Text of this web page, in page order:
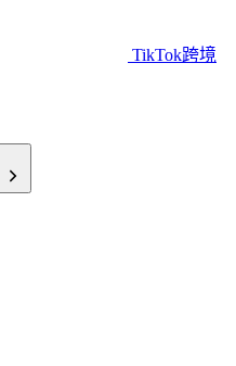
TikTok跨境